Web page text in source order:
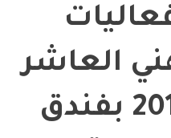
العاشر
26 اكتوبر 2019 بفندق